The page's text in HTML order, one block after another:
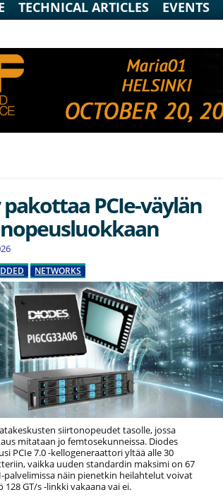
TECHNICAL ARTICLES EVENTS
PCIe-väylän
NETWORKS
siirtonopeudet tasolle, jossa
mitataan jo femtosekunneissa. Diodes
PCIe 7.0 -kellogeneraattori yltää alle 30
vaikka uuden standardin maksimi on 67
palvelimissa näin pienetkin heilahtelut voivat
GT/s -linkki vakaana vai ei.